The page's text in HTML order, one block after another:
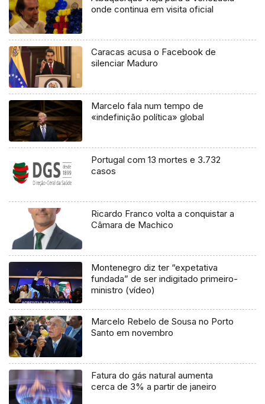
onde continua em visita oficial
Caracas acusa o Facebook de
silenciar Maduro
Marcelo fala num tempo de
«indefinição política» global
Portugal com 13 mortes e 3.732
casos
Ricardo Franco volta a conquistar a
Câmara de Machico
Montenegro diz ter “expetativa
fundada” de ser indigitado primeiro-
ministro (vídeo)
Marcelo Rebelo de Sousa no Porto
Santo em novembro
Fatura do gás natural aumenta
cerca de 3% a partir de janeiro